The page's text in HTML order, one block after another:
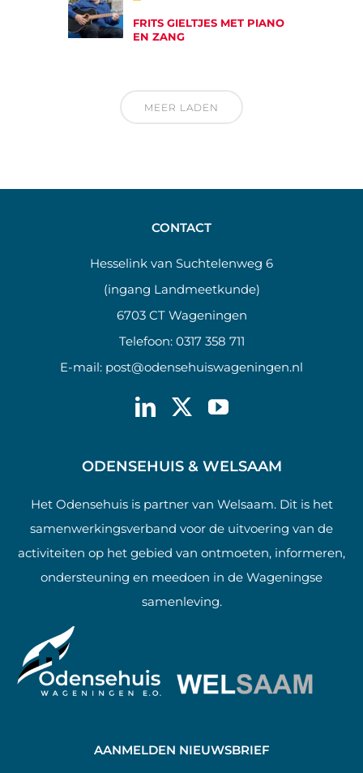
FRITS GIELTJES MET PIANO
EN ZANG
MEER LADEN
CONTACT
Hesselink van Suchtelenweg 6
(ingang Landmeetkunde)
6703 CT Wageningen
Telefoon: 0317 358 711
E-mail: post@odensehuiswageningen.nl
ODENSEHUIS & WELSAAM
Het Odensehuis is partner van Welsaam. Dit is het
samenwerkingsverband voor de uitvoering van de
activiteiten op het gebied van ontmoeten, informeren,
ondersteuning en meedoen in de Wageningse
samenleving.
AANMELDEN NIEUWSBRIEF